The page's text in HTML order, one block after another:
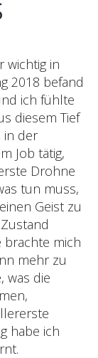
wichtig in
2018 befand
ich fühlte
diesem Tief
in der
Job tätig,
Drohne
tun muss,
Geist zu
brachte mich
mehr zu
was die
habe ich